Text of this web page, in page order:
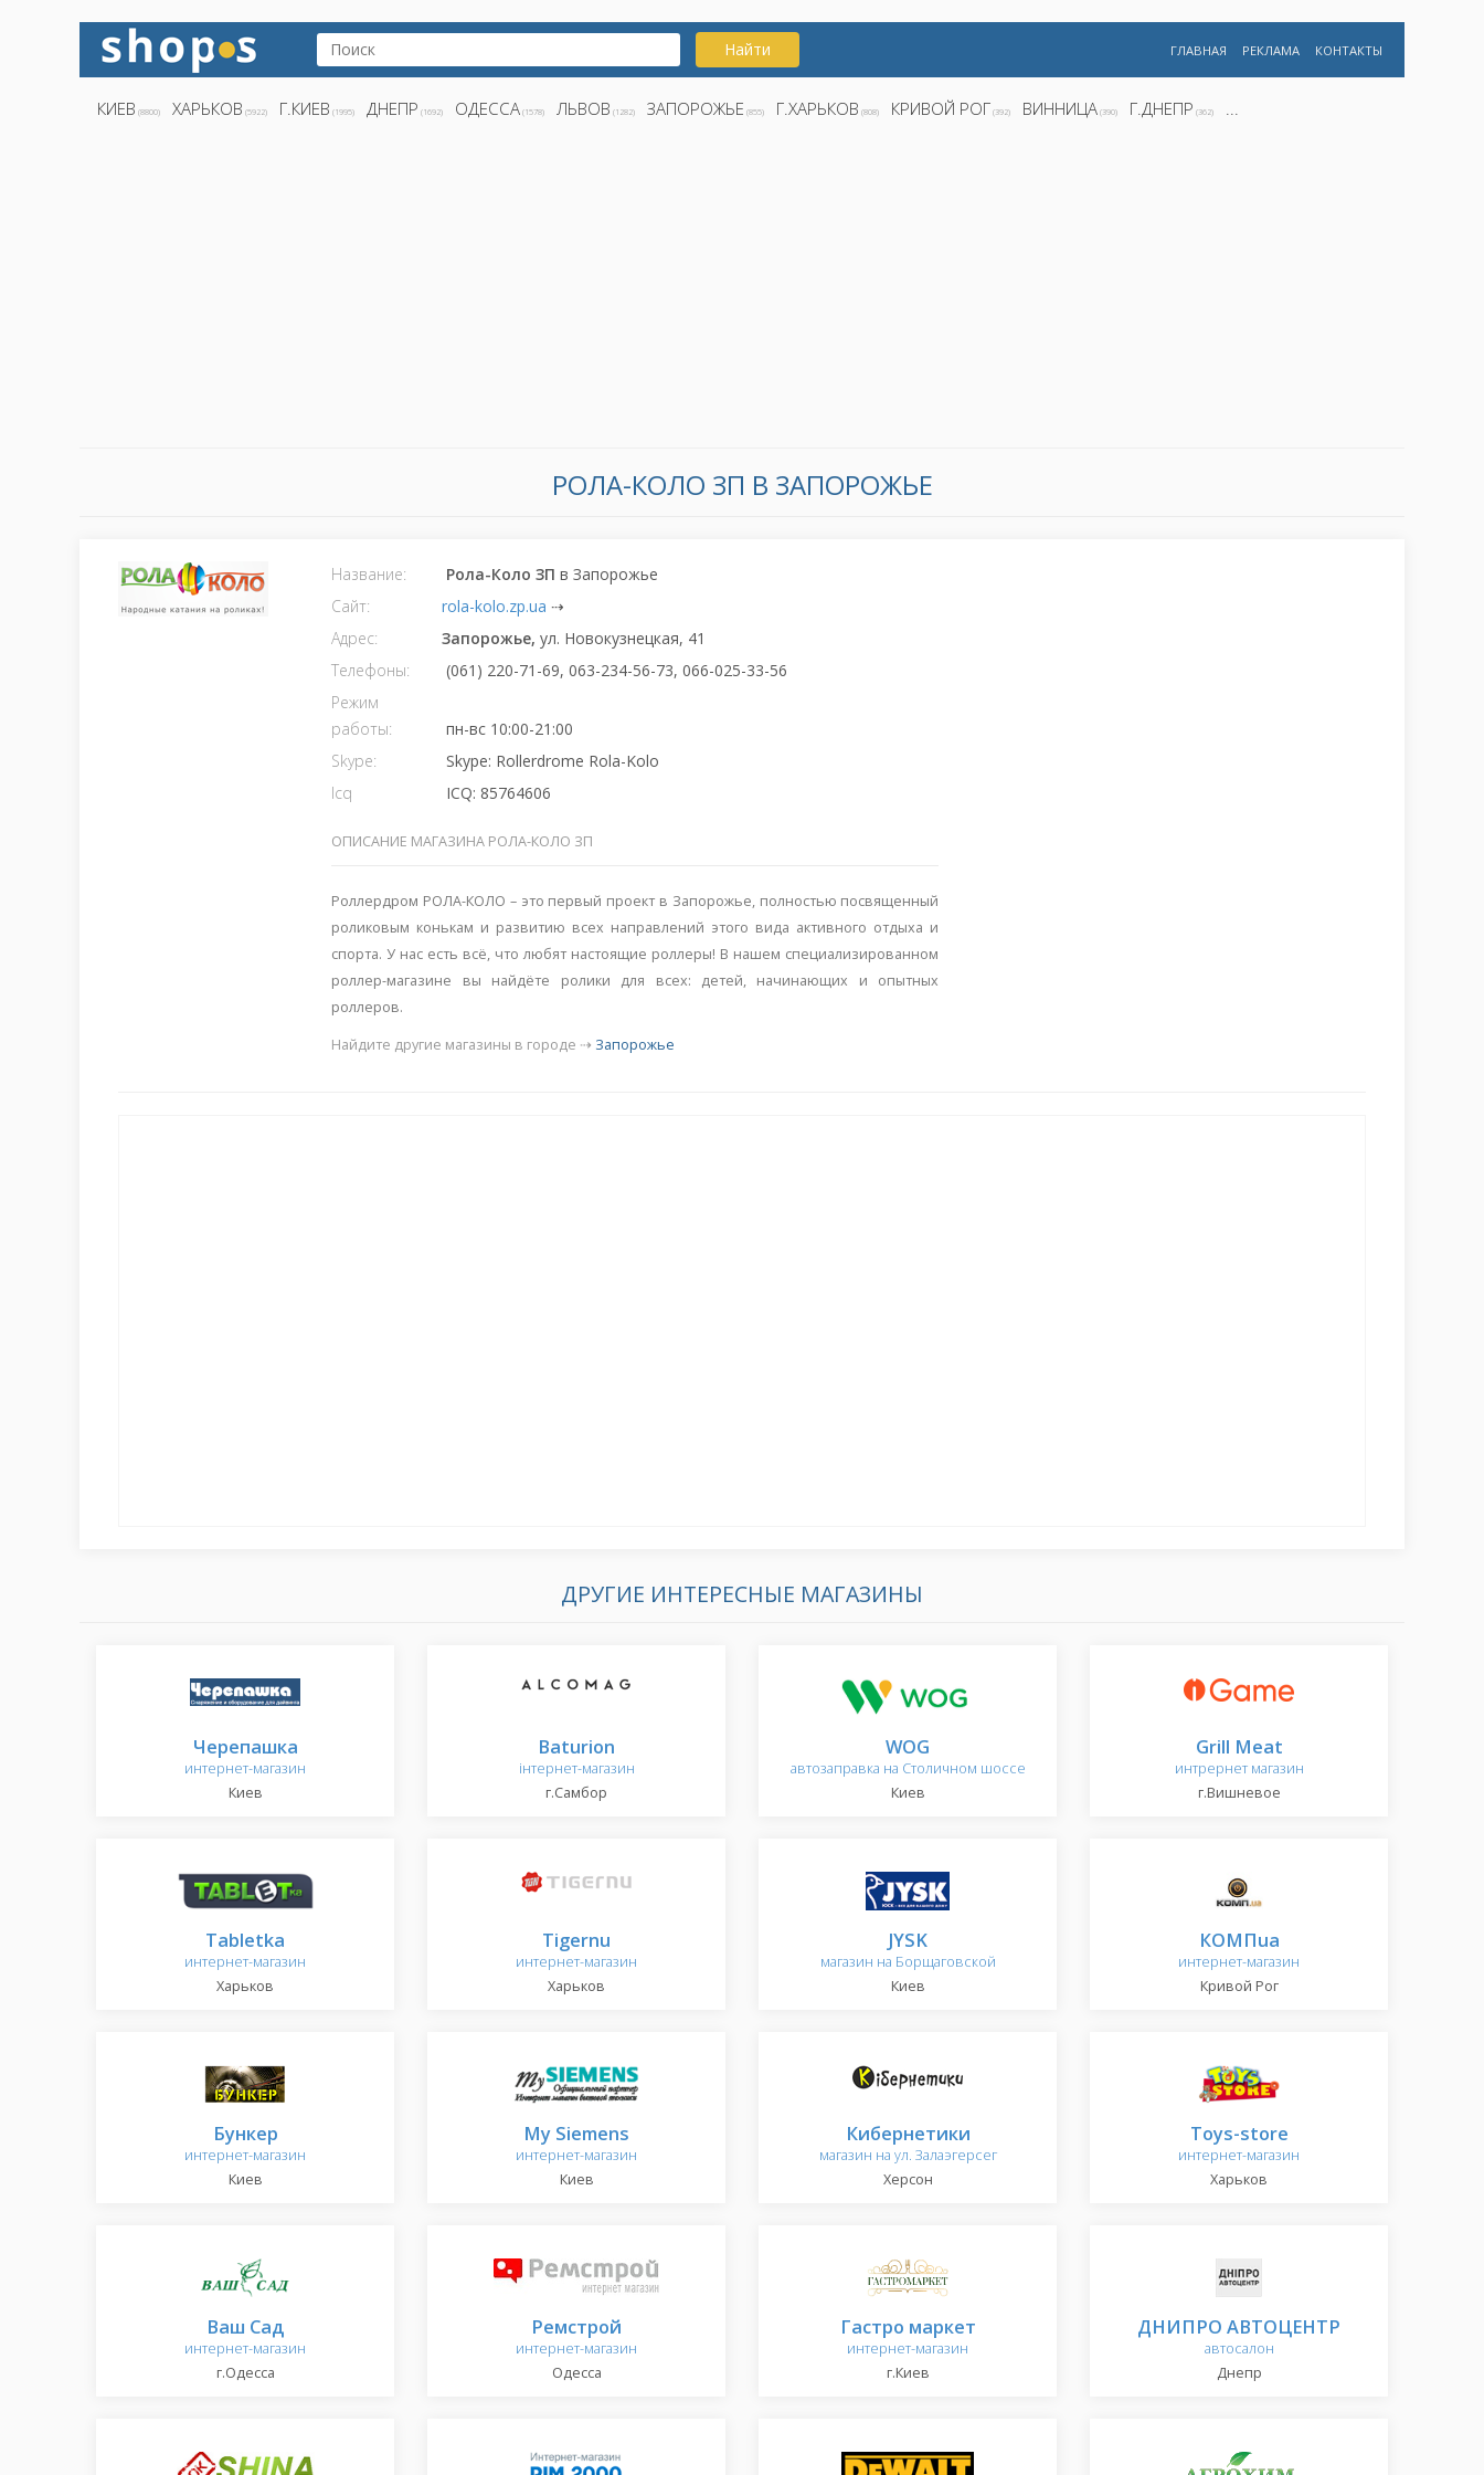
Найти ГЛАВНАЯ РЕКЛАМА КОНТАКТЫ
КИЕВ (8800) ХАРЬКОВ (5922) Г.КИЕВ (1995) ДНЕПР (1692) ОДЕССА (1578) ЛЬВОВ (1282) ЗАПОРОЖЬЕ (855) Г.ХАРЬКОВ (808) КРИВОЙ РОГ (392) ВИННИЦА (390) Г.ДНЕПР (362) ...
РОЛА-КОЛО ЗП В ЗАПОРОЖЬЕ
Название: Рола-Коло ЗП в Запорожье
Сайт:
rola-kolo.zp.ua ⇢
Адрес:
Запорожье,ул. Новокузнецкая, 41
Телефоны:
(061) 220-71-69, 063-234-56-73, 066-025-33-56
Режим
работы:
пн-вс 10:00-21:00
Skype:
Skype: Rollerdrome Rola-Kolo
Icq
ICQ: 85764606
ОПИСАНИЕ МАГАЗИНА РОЛА-КОЛО ЗП
Роллердром РОЛА-КОЛО – это первый проект в Запорожье, полностью посвященный
роликовым конькам и развитию всех направлений этого вида активного отдыха и
спорта. У нас есть всё, что любят настоящие роллеры! В нашем специализированном
роллер-магазине вы найдёте ролики для всех: детей, начинающих и опытных
роллеров.
Найдите другие магазины в городе ⇢ Запорожье
ДРУГИЕ ИНТЕРЕСНЫЕ МАГАЗИНЫ
Черепашка
интернет-магазин
Киев
Baturion
інтернет-магазин
г.Самбор
WOG
автозаправка на Столичном шоссе
Киев
Grill Meat
интрернет магазин
г.Вишневое
Tabletka
интернет-магазин
Харьков
Tigernu
интернет-магазин
Харьков
JYSK
магазин на Борщаговской
Киев
КОМПua
интернет-магазин
Кривой Рог
Бункер
интернет-магазин
Киев
My Siemens
интернет-магазин
Киев
Кибернетики
магазин на ул. Залаэгерсег
Херсон
Toys-store
интернет-магазин
Харьков
Ваш Сад
интернет-магазин
г.Одесса
Ремстрой
интернет-магазин
Одесса
Гастро маркет
интернет-магазин
г.Киев
ДНИПРО АВТОЦЕНТР
автосалон
Днепр